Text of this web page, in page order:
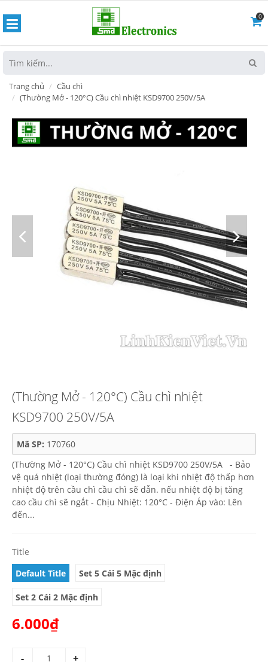
0
Trang chủ
Cầu chì
(Thường Mở - 120°C) Cầu chì nhiệt KSD9700 250V/5A
(Thường Mở - 120°C) Cầu chì nhiệt
KSD9700 250V/5A
Mã SP: 170760
(Thường Mở - 120°C) Cầu chì nhiệt KSD9700 250V/5A - Bảo
vệ quá nhiệt (loại thường đóng) là loại khi nhiệt độ thấp hơn
nhiệt độ trên cầu chì cầu chì sẽ dẫn. nếu nhiệt độ bị tăng
cao cầu chì sẽ ngắt - Chịu Nhiệt: 120°C - Điện Áp vào: Lên
đến...
Title
Default Title
Set 5 Cái 5 Mặc định
Set 2 Cái 2 Mặc định
6.000₫
- +